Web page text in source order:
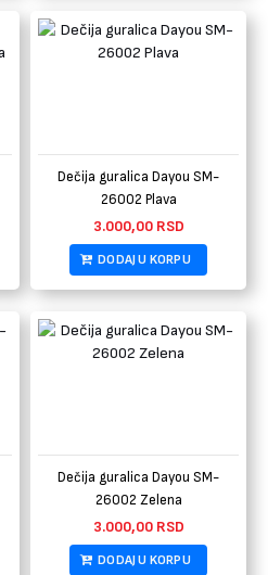
Dečija guralica Dayou SM-
26002 Plava
3.000,00 RSD
DODAJ U KORPU
Dečija guralica Dayou SM-
26002 Zelena
3.000,00 RSD
DODAJ U KORPU